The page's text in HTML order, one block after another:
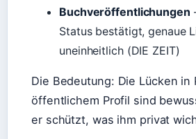
Buchveröffentlichungen
Status bestätigt, genaue
uneinheitlich (DIE ZEIT)
Die Bedeutung: Die Lücken in
öffentlichem Profil sind
er schützt, was ihm privat